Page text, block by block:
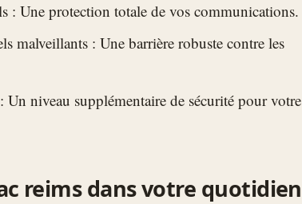
: Une protection totale de vos communications.
malveillants : Une barrière robuste contre les
niveau supplémentaire de sécurité pour votre
reims dans votre quotidien